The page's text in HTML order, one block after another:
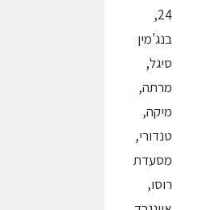
24,
בנג'מין
סיגל,
מרתה,
מיקה,
טנדורי,
מסעדת
רוסו,